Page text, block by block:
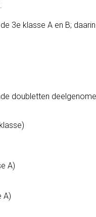
3e klasse A en B;
doubletten
A)
A)